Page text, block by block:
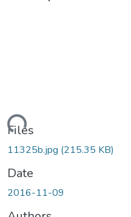
Files
11325b.jpg (215.35 KB)
Date
2016-11-09